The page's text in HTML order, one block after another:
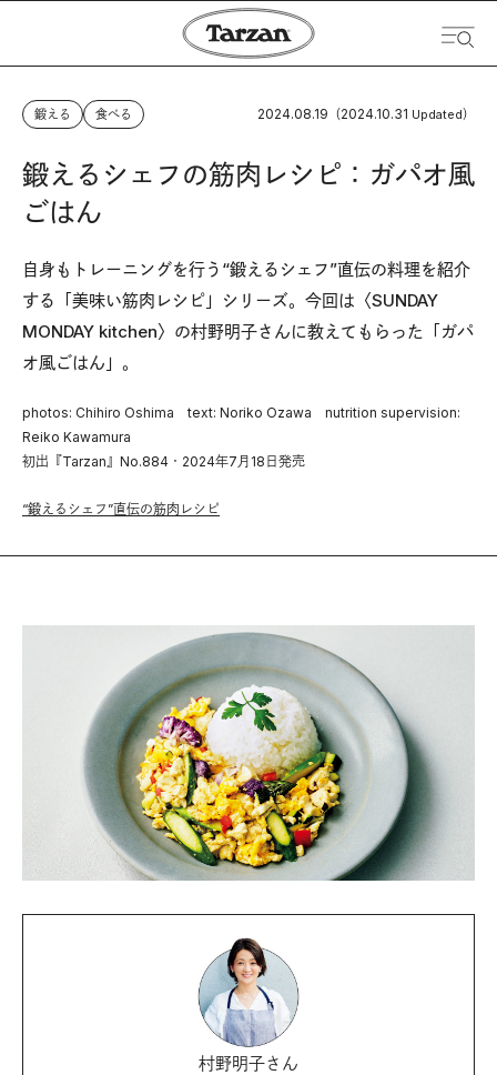
鍛える 食べる 2024.08.19 （2024.10.31 Updated）
鍛えるシェフの筋肉レシピ：ガパオ風
ごはん
自身もトレーニングを行う“鍛えるシェフ”直伝の料理を紹介
する「美味い筋肉レシピ」シリーズ。今回は〈SUNDAY
MONDAY kitchen〉の村野明子さんに教えてもらった「ガパ
オ風ごはん」。
photos: Chihiro Oshima text: Noriko Ozawa nutrition supervision:
Reiko Kawamura
初出『Tarzan』No.884・2024年7月18日発売
“鍛えるシェフ”直伝の筋肉レシピ
村野明子さん